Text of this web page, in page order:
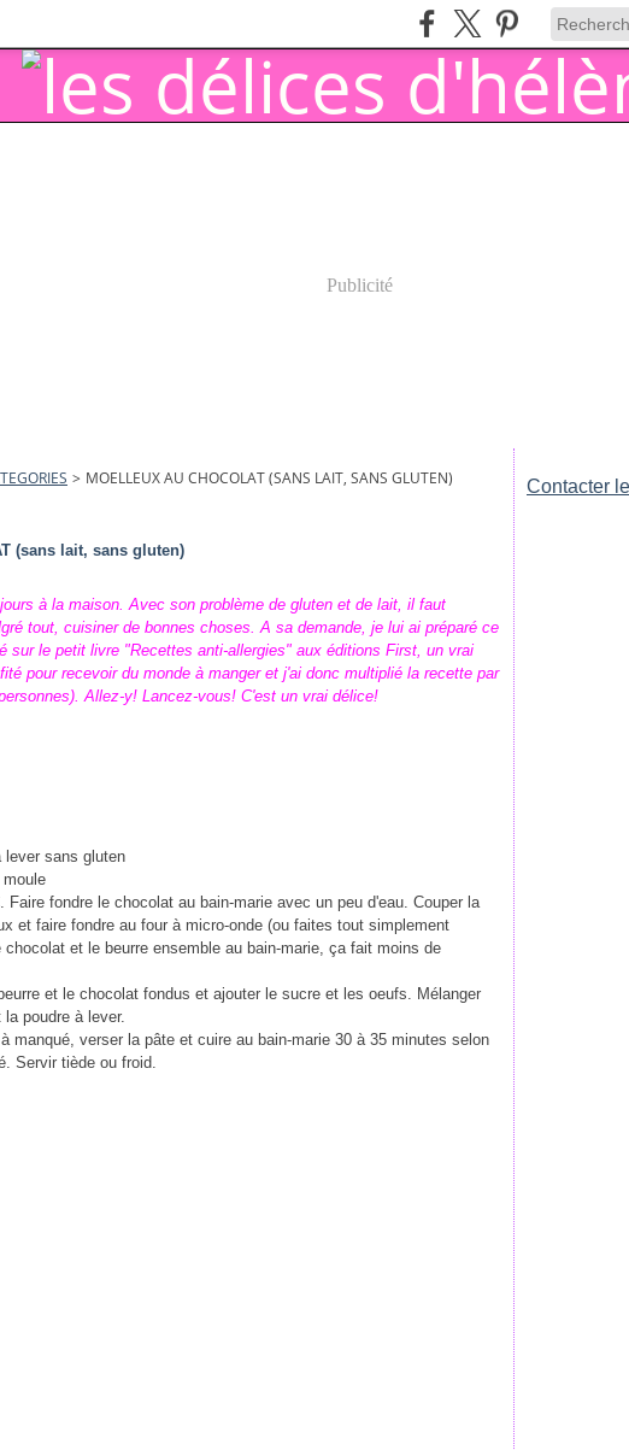
Publicité
> MOELLEUX AU CHOCOLAT (SANS LAIT, SANS GLUTEN)
(sans lait, sans gluten)
à la maison. Avec son problème de gluten et de lait, il faut
tout, cuisiner de bonnes choses. A sa demande, je lui ai préparé ce
sur le petit livre "Recettes anti-allergies" aux éditions First, un vrai
pour recevoir du monde à manger et j'ai donc multiplié la recette par
Allez-y! Lancez-vous! C'est un vrai délice!
lever sans gluten
moule
Faire fondre le chocolat au bain-marie avec un peu d'eau. Couper la
et faire fondre au four à micro-onde (ou faites tout simplement
et le beurre ensemble au bain-marie, ça fait moins de
et le chocolat fondus et ajouter le sucre et les oeufs. Mélanger
poudre à lever.
manqué, verser la pâte et cuire au bain-marie 30 à 35 minutes selon
Servir tiède ou froid.
Contacter